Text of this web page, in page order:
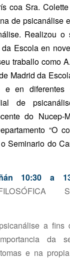
coa Sra.
de psicanálise
Realizou
Escola en
traballo como
Madrid da
e en diferentes
de
do Nucep-
“O
Seminario do
10:30 a
a fins
da
e na